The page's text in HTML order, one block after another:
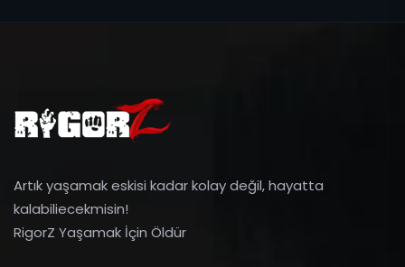
Artık yaşamak eskisi kadar kolay değil, hayatta
kalabiliecekmisin!
RigorZ Yaşamak İçin Öldür